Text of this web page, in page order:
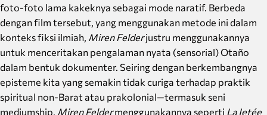
foto-foto lama kakeknya sebagai mode naratif. Berbeda
dengan film tersebut, yang menggunakan metode ini dalam
konteks fiksi ilmiah, Miren Felderjustru menggunakannya
untuk menceritakan pengalaman nyata (sensorial) Otaño
dalam bentuk dokumenter. Seiring dengan berkembangnya
episteme kita yang semakin tidak curiga terhadap praktik
spiritual non-Barat atau prakolonial—termasuk seni
mediumship, Miren Feldermenggunakannya seperti La Jetée